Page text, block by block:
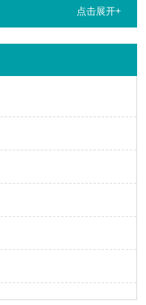
点击展开+